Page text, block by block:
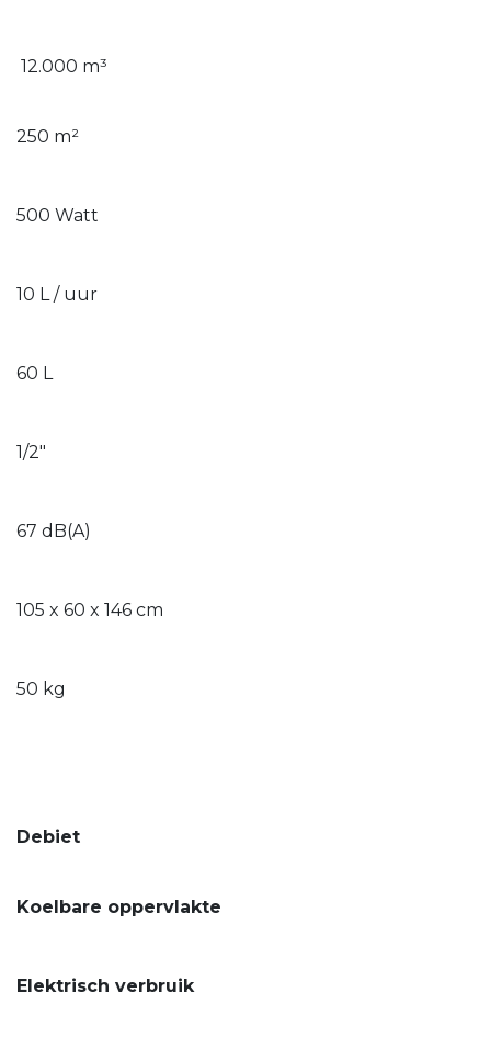
12.000 m³
250 m²
500 Watt
10 L / uur
60 L
1/2"
67 dB(A)
105 x 60 x 146 cm
50 kg
Debiet
Koelbare oppervlakte
Elektrisch verbruik